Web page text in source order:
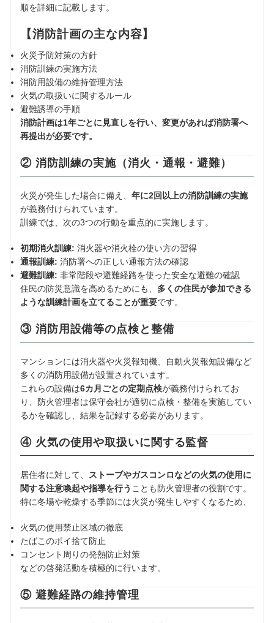
順を詳細に記載します。
【消防計画の主な内容】
火災予防対策の方針
消防訓練の実施方法
消防用設備の維持管理方法
火気の取扱いに関するルール
避難誘導の手順
消防計画は1年ごとに見直しを行い、変更があれば消防署へ
再提出が必要です。
② 消防訓練の実施（消火・通報・避難）
火災が発生した場合に備え、 年に2回以上の消防訓練の実施
が義務付けられています。
訓練では、次の3つの行動を重点的に実施します。
初期消火訓練: 消火器や消火栓の使い方の習得
通報訓練: 消防署への正しい通報方法の確認
避難訓練: 非常階段や避難経路を使った安全な避難の確認
住民の防災意識を高めるためにも、 多くの住民が参加できる
ような訓練計画を立てることが重要です。
③ 消防用設備等の点検と整備
マンションには消火器や火災報知機、自動火災報知設備など
多くの消防用設備が設置されています。
これらの設備は6カ月ごとの定期点検が義務付けられてお
り、防火管理者は保守会社が適切に点検・整備を実施してい
るかを確認し、結果を記録する必要があります。
④ 火気の使用や取扱いに関する監督
居住者に対して、
ストーブやガスコンロなどの火気の使用に
関する注意喚起や指導を行う ことも防火管理者の役割です。
特に冬場や乾燥する季節には火災が発生しやすくなるため、
火気の使用禁止区域の徹底
たばこのポイ捨て防止
コンセント周りの発熱防止対策
などの啓発活動を積極的に行います。
⑤ 避難経路の維持管理